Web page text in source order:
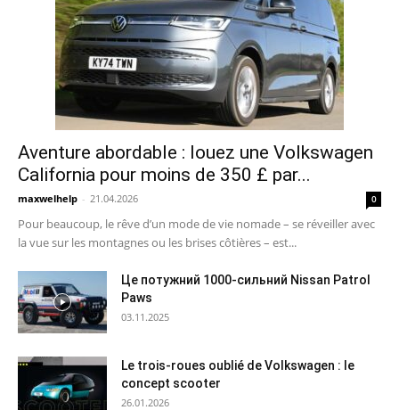
Aventure abordable : louez une Volkswagen
California pour moins de 350 £ par...
maxwelhelp - 21.04.2026 0
Pour beaucoup, le rêve d’un mode de vie nomade – se réveiller avec
la vue sur les montagnes ou les brises côtières – est...
Це потужний 1000-сильний Nissan Patrol
Paws
03.11.2025
Le trois-roues oublié de Volkswagen : le
concept scooter
26.01.2026